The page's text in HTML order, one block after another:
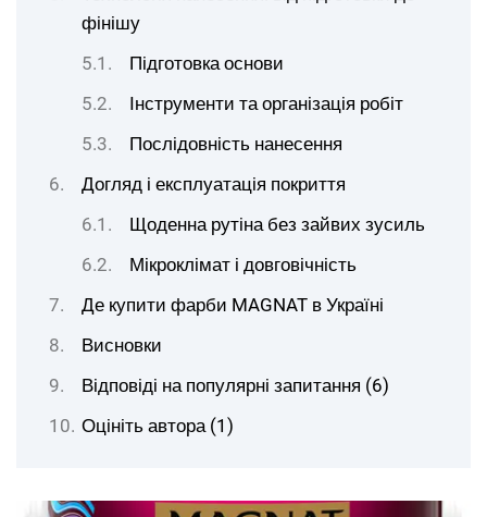
фінішу
Підготовка основи
Інструменти та організація робіт
Послідовність нанесення
Догляд і експлуатація покриття
Щоденна рутіна без зайвих зусиль
Мікроклімат і довговічність
Де купити фарби MAGNAT в Україні
Висновки
Відповіді на популярні запитання (6)
Оцініть автора (1)